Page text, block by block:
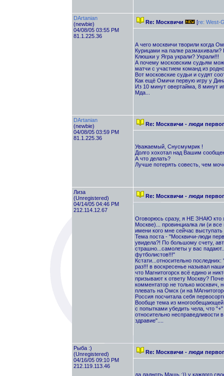
DArtanian
(newbie)
04/08/05 03:55 PM
81.1.225.36
Re: Москвичи [re: West-
А чего москвичи творили когда
Курицами на палке размахивали?
Клюшки у Ягра украли? Украли!!!
А почему московским судьям
матчи с участием команд из
Вот московские судьи и судят
Как ещё Омичи первую игру у
Из 10 минут овертайма, 8 минут
Мда...
DArtanian
(newbie)
04/08/05 03:59 PM
81.1.225.36
Re: Москвичи - люди
Уважаемый, Снусмумрик !
Долго хохотал над Вашим
А что делать?
Лучше потерять совесть, чем
Лиза
(Unregistered)
04/14/05 04:46 PM
212.114.12.67
Re: Москвичи - люди
Оговорюсь сразу, я НЕ ЗНАЮ кто
Москве)... провинциалка ли (и
имени кого мне сейчас выступать
Тема поста - "Москвичи-люди
увидела?! По большому счету,
страшно...самолеты у вас
футболистов!!!"
Кстати...относительно
раз!!! в воскресенье называл
что Магнитогорск всё едино и
призывают к ответу Москву?
комментатор не только москвич,
плевать на Омск (и на
Россия посчитала себя
Вообще тема из многообещающей
с попытками убедить чела, что
относительно несправедливости
здравие"....
Рыба :)
(Unregistered)
04/16/05 09:10 PM
212.119.113.46
Re: Москвичи - люди
да ладноть Машь :)) у каждого